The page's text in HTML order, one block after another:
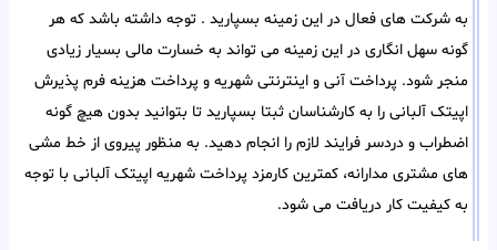
به شرکت های فعال در این زمینه بسپارید . توجه داشته باشد که هر
گونه سهل انگاری در این زمینه می تواند به خسارت مالی بسیار زیادی
منجر شود. پرداخت آنی و اینترنتی شهریه و پرداخت هزینه فرم پذیرش
اپیتک آلبانی را به کارشناسان ثبتا بسپارید تا بتوانید بدون هیچ گونه
اضطراب و دردسر فرایند لازم را انجام دهید. به منظور پیروی از خط مشی
های مشتری مدارانه، کمترین کارمزد پرداخت شهریه اپیتک آلبانی با توجه
به کیفیت کار دریافت می شود.